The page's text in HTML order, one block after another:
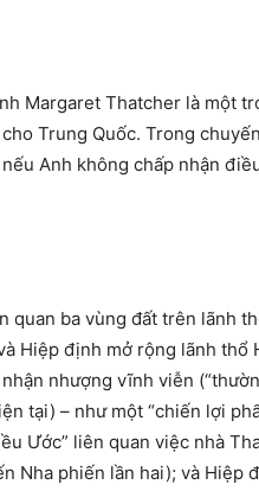
Margaret Thatcher là một
Trung Quốc. Trong
Anh không chấp nhận
quan ba vùng đất trên lãnh
Hiệp định mở rộng lãnh thổ
nhượng vĩnh viễn
tại) – như một “chiến lợi
Ước” liên quan việc nhà
Nha phiến lần hai); và Hiệp